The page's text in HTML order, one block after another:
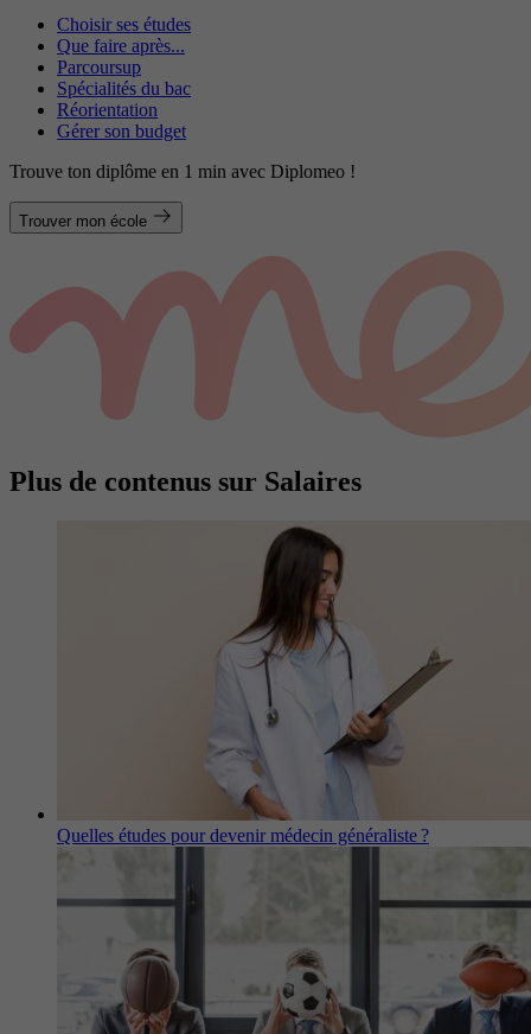
Choisir ses études
Que faire après...
Parcoursup
Spécialités du bac
Réorientation
Gérer son budget
Trouve ton diplôme en 1 min avec Diplomeo !
Trouver mon école
Plus de contenus sur Salaires
Quelles études pour devenir médecin généraliste ?